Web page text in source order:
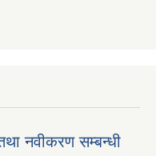
नवीकरण सम्बन्धी